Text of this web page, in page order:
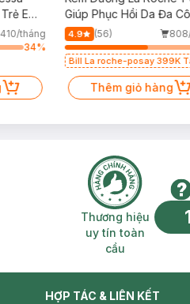
Em
410/tháng
34%
Giúp Phục Hồi Da Đa
Dụng 40ml
4.9 (56)
Bill La roche-posay 399K
Gel rửa mặt da dầu nhạy
50ml (SL có hạn)
Thêm giỏ hàng
trả miễn phí Thương
Thương hiệu
uy tín toàn
cầu
HỢP TÁC & LIÊN KẾT